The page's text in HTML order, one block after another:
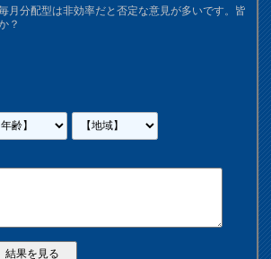
月分配型は非効率だと否定な意見が多いです。皆
？